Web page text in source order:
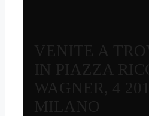
VENITE A
IN PIAZZA
WAGNER, 4
MILANO